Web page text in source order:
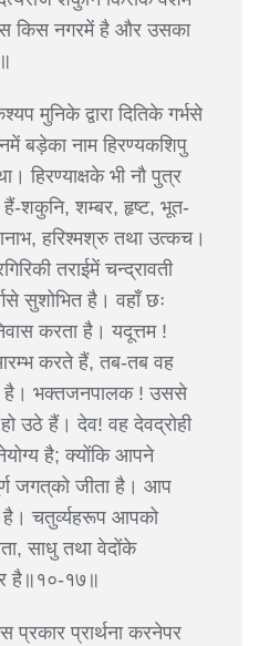
किस नगरमें है और उसका
मुनिके द्वारा दितिके गर्भसे
बड़ेका नाम हिरण्यकशिपु
हिरण्याक्षके भी नौ पुत्र
शकुनि, शम्बर, हृष्ट, भूत-
हरिश्मश्रु तथा उत्कच।
तराईमें चन्द्रावती
सुशोभित है। वहाँ छः
करता है। यदूत्तम !
करते हैं, तब-तब वह
है। भक्तजनपालक ! उससे
हो उठे हैं। देव! वह देवद्रोही
है; क्योंकि आपने
जगत्‌को जीता है। आप
है। चतुर्व्यहरूप आपको
साधु तथा वेदोंके
है॥१०-१७॥
प्रकार प्रार्थना करनेपर